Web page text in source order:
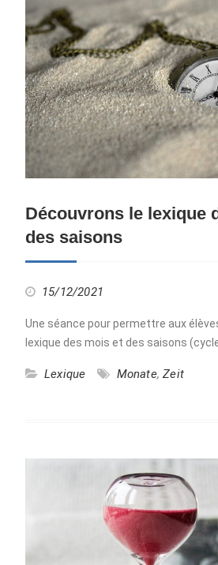
Découvrons le lexique
des saisons
15/12/2021
Une séance pour permettre aux
lexique des mois et des saisons
Lexique Monate,Zeit